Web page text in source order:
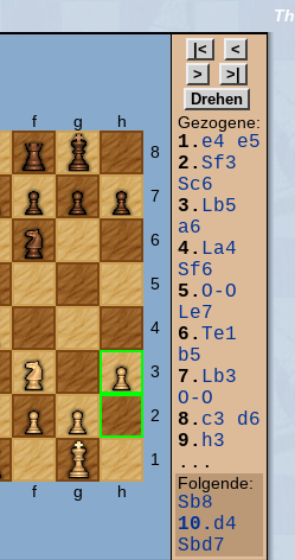
f g
h
8
7
6
5
4
3
2
1
f g h
Gezogene:
1. e4
e5
2. Sf3
Sc6
3. Lb5
a6
4. La4
Sf6
5. O-O
Le7
6. Te1
b5
7. Lb3
O-O
8. c3
d6
9. h3
...
Folgende:
Sb8
10. d4
Sbd7